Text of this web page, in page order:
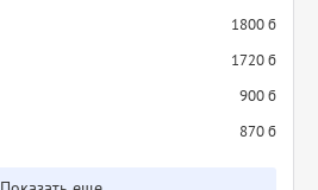
1800 б
1720 б
900 б
870 б